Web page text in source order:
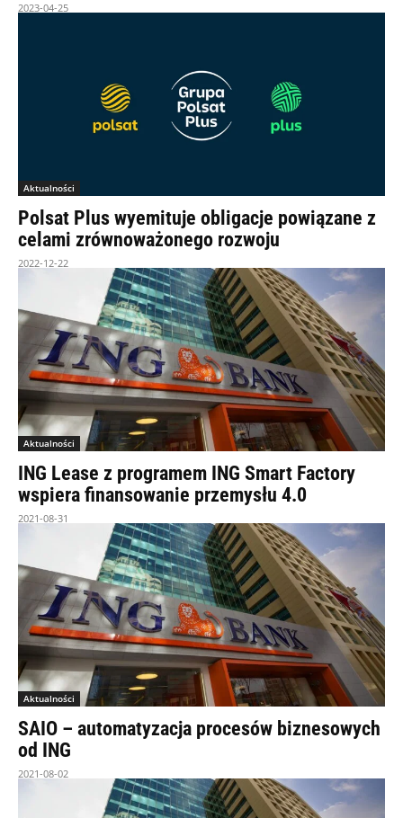
2023-04-25
Aktualności
Polsat Plus wyemituje obligacje powiązane z
celami zrównoważonego rozwoju
2022-12-22
Aktualności
ING Lease z programem ING Smart Factory
wspiera finansowanie przemysłu 4.0
2021-08-31
Aktualności
SAIO – automatyzacja procesów biznesowych
od ING
2021-08-02